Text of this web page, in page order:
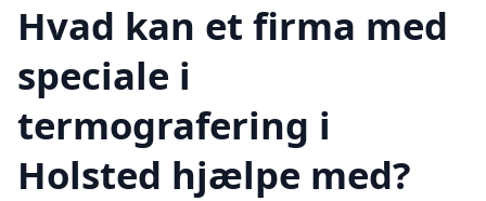
Hvad kan et firma med
speciale i
termografering i
Holsted hjælpe med?